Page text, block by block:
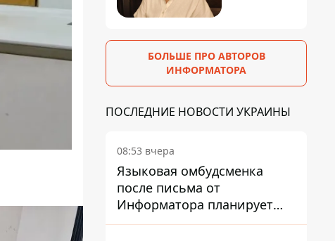
БОЛЬШЕ ПРО АВТОРОВ
ИНФОРМАТОРА
ПОСЛЕДНИЕ НОВОСТИ УКРАИНЫ
08:53 вчера
Языковая омбудсменка
после письма от
Информатора планирует
наказать компанию-